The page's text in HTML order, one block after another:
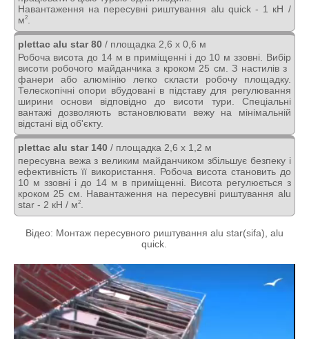
Навантаження на пересувні риштування alu quick - 1 кН /
м2.
plettac alu star 80/ площадка 2,6 х 0,6 м
Робоча висота до 14 м в приміщенні і до 10 м ззовні. Вибір
висоти робочого майданчика з кроком 25 см. З настилів з ​​
фанери або алюмінію легко скласти робочу площадку.
Телескопічні опори вбудовані в підставу для регулювання
ширини основи відповідно до висоти тури. Спеціальні
вантажі дозволяють встановлювати вежу на мінімальній
відстані від об'єкту.
plettac alu star 140/ площадка 2,6 х 1,2 м
пересувна вежа з великим майданчиком збільшує безпеку і
ефективність її використання. Робоча висота становить до
10 м ззовні і до 14 м в приміщенні. Висота регулюється з
кроком 25 см. Навантаження на пересувні риштування alu
star - 2 кН / м2.
Вiдео: Монтаж пересувного риштування alu star(sifa), alu
quick.